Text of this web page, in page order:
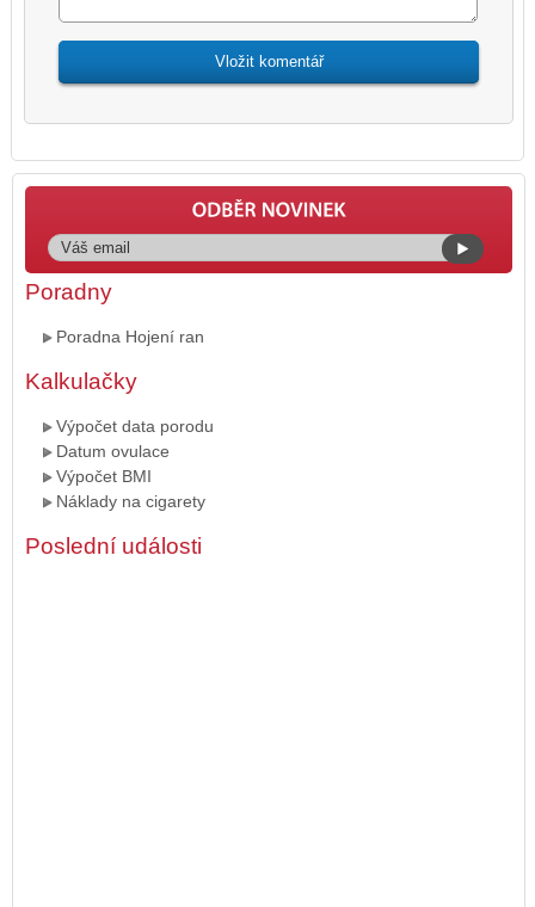
Poradny
Poradna Hojení ran
Kalkulačky
Výpočet data porodu
Datum ovulace
Výpočet BMI
Náklady na cigarety
Poslední události